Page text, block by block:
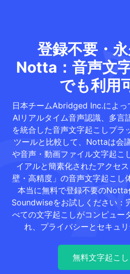
登録不要・
Notta：音声文
でも利用
日本チームAbridged Inc.によっ
AIリアルタイム音声認識、多言
を統合した音声文字起こしプラ
ツールと比較して、Nottaは会
や音声・動画ファイル文字起こ
イアルと簡素化されたアクセ
壁・高精度」の音声文字起こし
本当に無料で登録不要のNotta
Soundwiseをお試しください：
べての文字起こしがコンピュー
れ、プライバシーとセキュリ
無料文字起こ